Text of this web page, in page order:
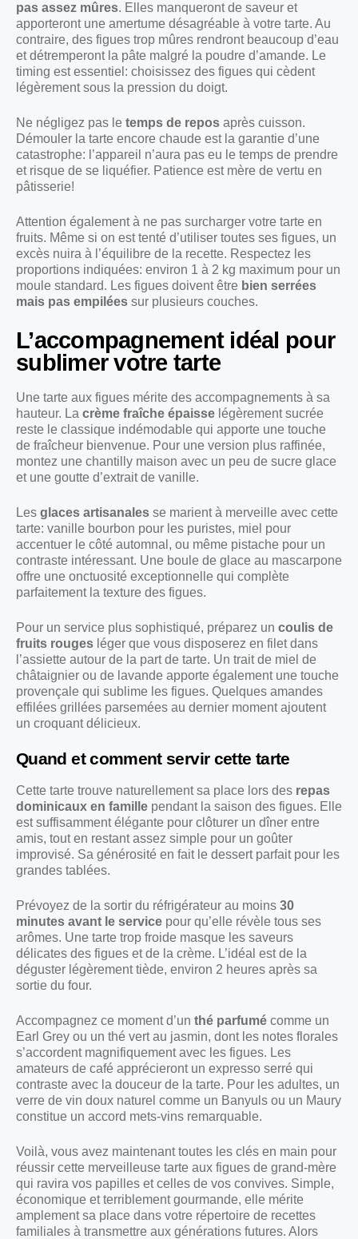
pas assez mûres. Elles manqueront de saveur et
apporteront une amertume désagréable à votre tarte. Au
contraire, des figues trop mûres rendront beaucoup d’eau
et détremperont la pâte malgré la poudre d’amande. Le
timing est essentiel: choisissez des figues qui cèdent
légèrement sous la pression du doigt.
Ne négligez pas le temps de repos après cuisson.
Démouler la tarte encore chaude est la garantie d’une
catastrophe: l’appareil n’aura pas eu le temps de prendre
et risque de se liquéfier. Patience est mère de vertu en
pâtisserie!
Attention également à ne pas surcharger votre tarte en
fruits. Même si on est tenté d’utiliser toutes ses figues, un
excès nuira à l’équilibre de la recette. Respectez les
proportions indiquées: environ 1 à 2 kg maximum pour un
moule standard. Les figues doivent être bien serrées
mais pas empilées sur plusieurs couches.
L’accompagnement idéal pour
sublimer votre tarte
Une tarte aux figues mérite des accompagnements à sa
hauteur. La crème fraîche épaisse légèrement sucrée
reste le classique indémodable qui apporte une touche
de fraîcheur bienvenue. Pour une version plus raffinée,
montez une chantilly maison avec un peu de sucre glace
et une goutte d’extrait de vanille.
Les glaces artisanales se marient à merveille avec cette
tarte: vanille bourbon pour les puristes, miel pour
accentuer le côté automnal, ou même pistache pour un
contraste intéressant. Une boule de glace au mascarpone
offre une onctuosité exceptionnelle qui complète
parfaitement la texture des figues.
Pour un service plus sophistiqué, préparez un coulis de
fruits rouges léger que vous disposerez en filet dans
l’assiette autour de la part de tarte. Un trait de miel de
châtaignier ou de lavande apporte également une touche
provençale qui sublime les figues. Quelques amandes
effilées grillées parsemées au dernier moment ajoutent
un croquant délicieux.
Quand et comment servir cette tarte
Cette tarte trouve naturellement sa place lors des repas
dominicaux en famille pendant la saison des figues. Elle
est suffisamment élégante pour clôturer un dîner entre
amis, tout en restant assez simple pour un goûter
improvisé. Sa générosité en fait le dessert parfait pour les
grandes tablées.
Prévoyez de la sortir du réfrigérateur au moins 30
minutes avant le service pour qu’elle révèle tous ses
arômes. Une tarte trop froide masque les saveurs
délicates des figues et de la crème. L’idéal est de la
déguster légèrement tiède, environ 2 heures après sa
sortie du four.
Accompagnez ce moment d’un thé parfumé comme un
Earl Grey ou un thé vert au jasmin, dont les notes florales
s’accordent magnifiquement avec les figues. Les
amateurs de café apprécieront un expresso serré qui
contraste avec la douceur de la tarte. Pour les adultes, un
verre de vin doux naturel comme un Banyuls ou un Maury
constitue un accord mets-vins remarquable.
Voilà, vous avez maintenant toutes les clés en main pour
réussir cette merveilleuse tarte aux figues de grand-mère
qui ravira vos papilles et celles de vos convives. Simple,
économique et terriblement gourmande, elle mérite
amplement sa place dans votre répertoire de recettes
familiales à transmettre aux générations futures. Alors